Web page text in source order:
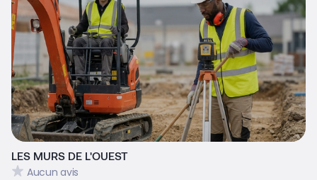
LES MURS DE L'OUEST
Aucun avis